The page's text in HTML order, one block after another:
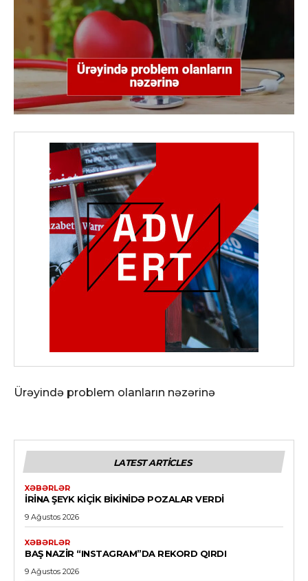
Ürəyində problem olanların nəzərinə
LATEST ARTICLES
XƏBƏRLƏR
İRINA ŞEYK KIÇIK BIKINIDƏ POZALAR VERDI
9 Ağustos 2026
XƏBƏRLƏR
BAŞ NAZIR “INSTAGRAM”DA REKORD QIRDI
9 Ağustos 2026